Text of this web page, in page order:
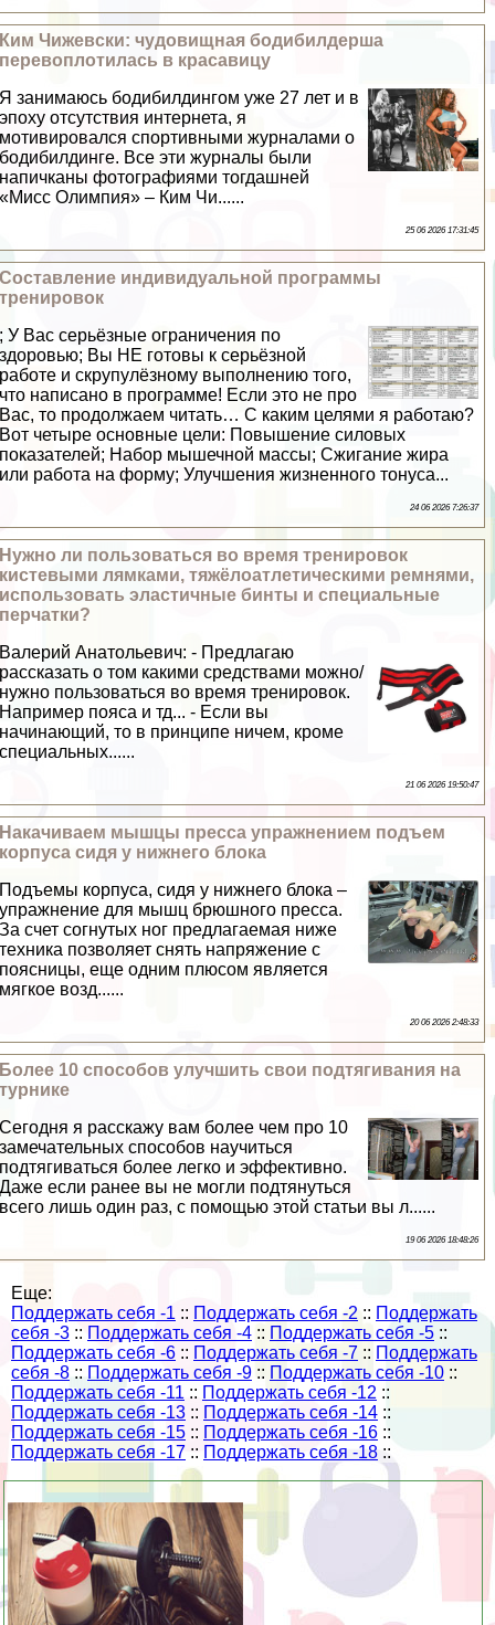
Ким Чижевски: чудовищная бодибилдерша
перевоплотилась в красавицу
Я занимаюсь бодибилдингом уже 27 лет и в
эпоху отсутствия интернета, я
мотивировался спортивными журналами о
бодибилдинге. Все эти журналы были
напичканы фотографиями тогдашней
«Мисс Олимпия» – Ким Чи......
25 06 2026 17:31:45
Составление индивидуальной программы
тренировок
; У Вас серьёзные ограничения по
здоровью; Вы НЕ готовы к серьёзной
работе и скрупулёзному выполнению того,
что написано в программе! Если это не про
Вас, то продолжаем читать… С каким целями я работаю?
Вот четыре основные цели: Повышение силовых
показателей; Набор мышечной массы; Сжигание жира
или работа на форму; Улучшения жизненного тонуса...
24 06 2026 7:26:37
Нужно ли пользоваться во время тренировок
кистевыми лямками, тяжёлоатлетическими ремнями,
использовать эластичные бинты и специальные
перчатки?
Валерий Анатольевич: - Предлагаю
рассказать о том какими средствами можно/
нужно пользоваться во время тренировок.
Например пояса и тд... - Если вы
начинающий, то в принципе ничем, кроме
специальных......
21 06 2026 19:50:47
Накачиваем мышцы пресса упражнением подъем
корпуса сидя у нижнего блока
Подъемы корпуса, сидя у нижнего блока –
упражнение для мышц брюшного пресса.
За счет согнутых ног предлагаемая ниже
техника позволяет снять напряжение с
поясницы, еще одним плюсом является
мягкое возд......
20 06 2026 2:48:33
Более 10 способов улучшить свои подтягивания на
турнике
Сегодня я расскажу вам более чем про 10
замечательных способов научиться
подтягиваться более легко и эффективно.
Даже если ранее вы не могли подтянуться
всего лишь один раз, с помощью этой статьи вы л......
19 06 2026 18:48:26
Еще:
Поддержать себя -1 :: Поддержать себя -2 :: Поддержать
себя -3 :: Поддержать себя -4 :: Поддержать себя -5 ::
Поддержать себя -6 :: Поддержать себя -7 :: Поддержать
себя -8 :: Поддержать себя -9 :: Поддержать себя -10 ::
Поддержать себя -11 :: Поддержать себя -12 ::
Поддержать себя -13 :: Поддержать себя -14 ::
Поддержать себя -15 :: Поддержать себя -16 ::
Поддержать себя -17 :: Поддержать себя -18 ::